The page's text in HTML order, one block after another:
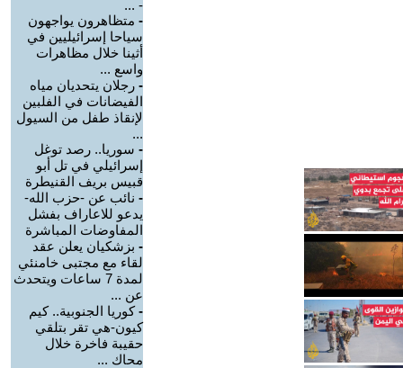
- ...
- متظاهرون يواجهون
سياحا إسرائيليين في
أثينا خلال مظاهرات
واسع ...
- رجلان يتحديان مياه
الفيضانات في الفلبين
لإنقاذ طفل من السيول
...
- سوريا.. رصد توغل
إسرائيلي في تل أبو
قبيس بريف القنيطرة
- نائب عن -حزب الله-
يدعو للاعاراف بفشل
المفاوضات المباشرة
- بزشكيان يعلن عقد
لقاء مع مجتبى خامنئي
لمدة 7 ساعات ويتحدث
عن ...
-كوريا الجنوبية.. كيم
كيون-هي تقر بتلقي
حقيبة فاخرة خلال
محاك ...